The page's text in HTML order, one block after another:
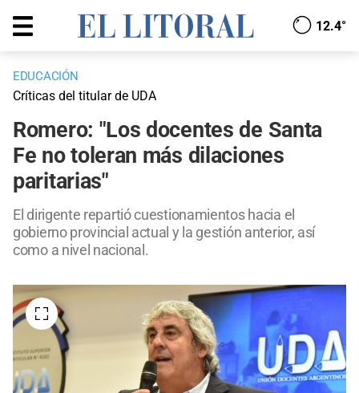
12.4°
EDUCACIÓN
Críticas del titular de UDA
Romero: "Los docentes de Santa
Fe no toleran más dilaciones
paritarias"
El dirigente repartió cuestionamientos hacia el
gobierno provincial actual y la gestión anterior, así
como a nivel nacional.